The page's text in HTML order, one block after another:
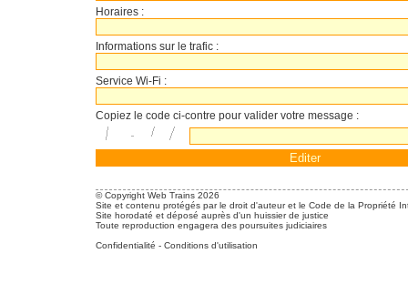
Horaires :
Informations sur le trafic :
Service Wi-Fi :
Copiez le code ci-contre pour valider votre message :
© Copyright Web Trains 2026
Site et contenu protégés par le droit d'auteur et le Code de la Propriété
Site horodaté et déposé auprès d'un huissier de justice
Toute reproduction engagera des poursuites judiciaires
Confidentialité - Conditions d'utilisation